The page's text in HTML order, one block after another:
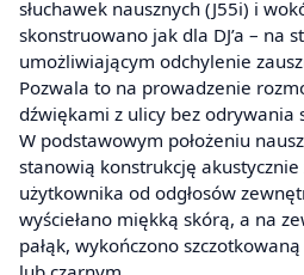
słuchawek nausznych (J55i) i
skonstruowano jak dla DJ’a – na
umożliwiającym odchylenie
Pozwala to na prowadzenie
dźwiękami z ulicy bez odrywania
W podstawowym położeniu
stanowią konstrukcję
użytkownika od odgłosów
wyściełano miękką skórą, a na
pałąk, wykończono